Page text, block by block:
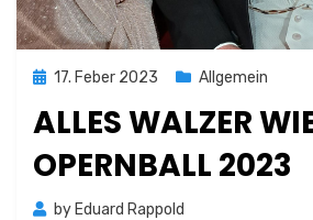
Posted
17. Feber 2023 Allgemein
ALLES WALZER
OPERNBALL 2023
by Eduard Rappold